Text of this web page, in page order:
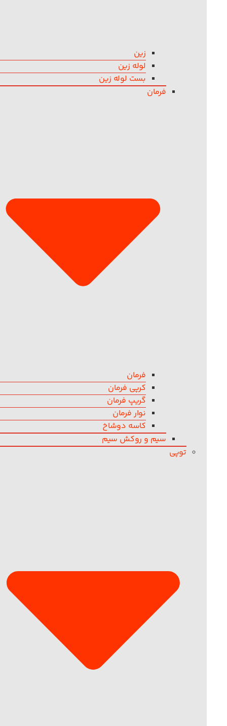
زین
لوله زین
بست لوله زین
فرمان
فرمان
کرپی فرمان
گریپ فرمان
نوار فرمان
کاسه دوشاخ
سیم و روکش سیم
توپی